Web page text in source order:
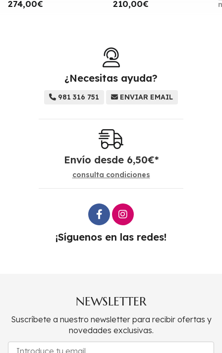
274,00€ 210,00€
¿Necesitas ayuda?
981 316 751 ENVIAR EMAIL
Envío desde 6,50€*
consulta condiciones
¡Síguenos en las redes!
NEWSLETTER
Suscríbete a nuestro newsletter para recibir ofertas y
novedades exclusivas.